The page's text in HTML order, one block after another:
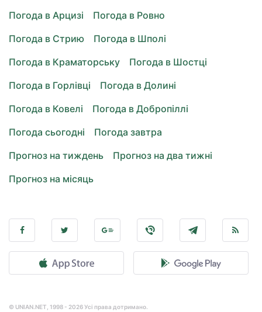
Погода в Арцизі
Погода в Ровно
Погода в Стрию
Погода в Шполі
Погода в Краматорську
Погода в Шостці
Погода в Горлівці
Погода в Долині
Погода в Ковелі
Погода в Добропіллі
Погода сьогодні
Погода завтра
Прогноз на тиждень
Прогноз на два тижні
Прогноз на місяць
© UNIAN.NET, 1998 - 2026 Усі права дотримано.